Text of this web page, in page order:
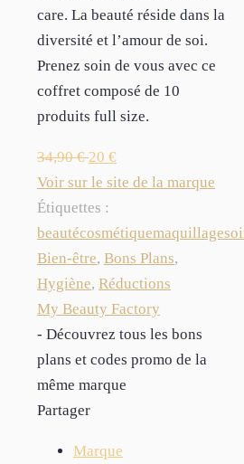
care. La beauté réside dans la
diversité et l’amour de soi.
Prenez soin de vous avec ce
coffret composé de 10
produits full size.
34,90€ 20 €
Voir sur le site de la marque
Étiquettes :
beautécosmétiquemaquillage
Bien-être, Bons Plans,
Hygiène, Réductions
My Beauty Factory
- Découvrez tous les bons
plans et codes promo de la
même marque
Partager
Marque